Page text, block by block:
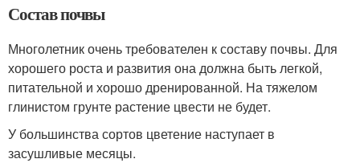
Состав почвы
Многолетник очень требователен к составу почвы. Для
хорошего роста и развития она должна быть легкой,
питательной и хорошо дренированной. На тяжелом
глинистом грунте растение цвести не будет.
У большинства сортов цветение наступает в
засушливые месяцы.